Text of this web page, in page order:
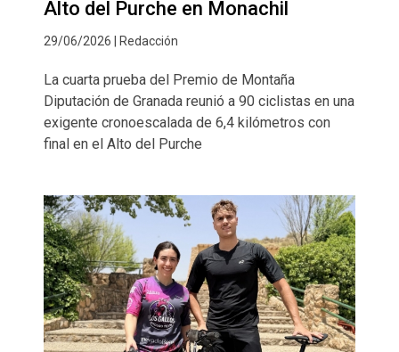
Alto del Purche en Monachil
29/06/2026 | Redacción
La cuarta prueba del Premio de Montaña
Diputación de Granada reunió a 90 ciclistas en una
exigente cronoescalada de 6,4 kilómetros con
final en el Alto del Purche